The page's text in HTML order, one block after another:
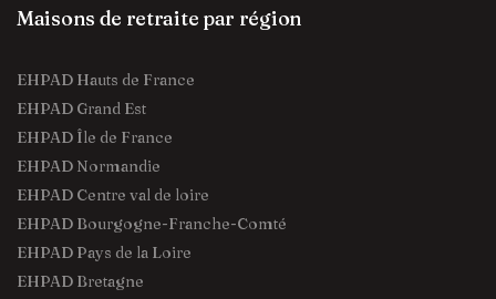
Maisons de retraite par région
EHPAD Hauts de France
EHPAD Grand Est
EHPAD Île de France
EHPAD Normandie
EHPAD Centre val de loire
EHPAD Bourgogne-Franche-Comté
EHPAD Pays de la Loire
EHPAD Bretagne